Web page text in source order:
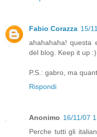
Fabio Corazza 15/
ahahahaha! questa
del blog. Keep it up :)
P.S.: gabro, ma
Rispondi
Anonimo 16/11/07
Perche tutti gli